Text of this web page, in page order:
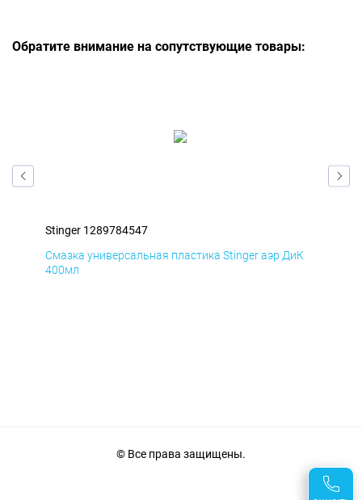
Обратите внимание на сопутствующие товары:
Stinger 1289784547
Смазка универсальная пластика Stinger аэр ДиК
400мл
© Все права защищены.